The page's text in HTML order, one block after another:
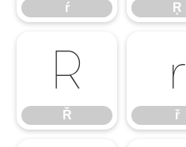
ŕ Ŗ
Ř
Ř
ř
ř